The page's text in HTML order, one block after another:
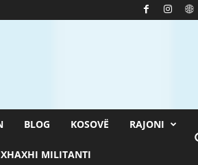
BLOG KOSOVË RAJONI
XHAXHI MILITANTI